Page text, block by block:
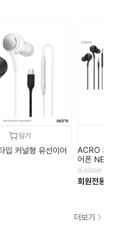
입 커널형 유선이어
ACRO
어폰 NE-
8,900원
회원전용
더보기